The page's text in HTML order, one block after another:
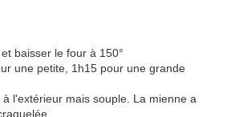
baisser le four à 150°
une petite, 1h15 pour une grande
l'extérieur mais souple. La mienne a